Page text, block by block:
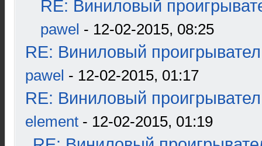
RE: Виниловый
pawel - 12-02-2015, 08:25
RE: Виниловый
pawel - 12-02-2015, 01:17
RE: Виниловый
element - 12-02-2015, 01:19